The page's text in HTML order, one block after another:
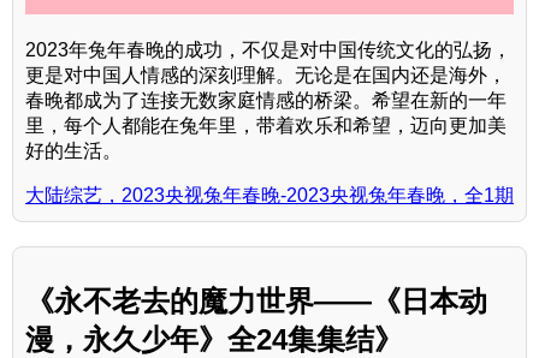
2023年兔年春晚的成功，不仅是对中国传统文化的弘扬，
更是对中国人情感的深刻理解。无论是在国内还是海外，
春晚都成为了连接无数家庭情感的桥梁。希望在新的一年
里，每个人都能在兔年里，带着欢乐和希望，迈向更加美
好的生活。
大陆综艺，2023央视兔年春晚-2023央视兔年春晚，全1期
《永不老去的魔力世界——《日本动
漫，永久少年》全24集集结》